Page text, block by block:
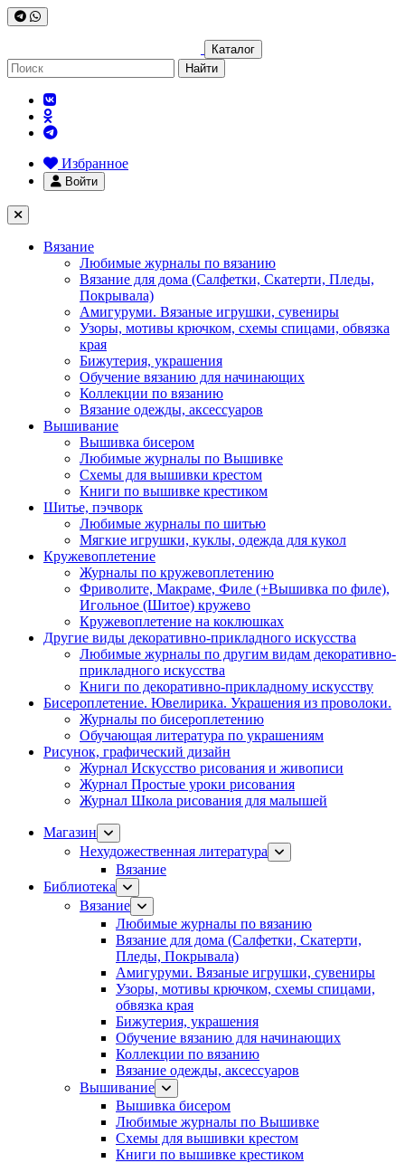
Каталог
Найти
Избранное
Войти
Вязание
Любимые журналы по вязанию
Вязание для дома (Салфетки, Скатерти, Пледы,
Покрывала)
Амигуруми. Вязаные игрушки, сувениры
Узоры, мотивы крючком, схемы спицами, обвязка
края
Бижутерия, украшения
Обучение вязанию для начинающих
Коллекции по вязанию
Вязание одежды, аксессуаров
Вышивание
Вышивка бисером
Любимые журналы по Вышивке
Схемы для вышивки крестом
Книги по вышивке крестиком
Шитье, пэчворк
Любимые журналы по шитью
Мягкие игрушки, куклы, одежда для кукол
Кружевоплетение
Журналы по кружевоплетению
Фриволите, Макраме, Филе (+Вышивка по филе),
Игольное (Шитое) кружево
Кружевоплетение на коклюшках
Другие виды декоративно-прикладного искусства
Любимые журналы по другим видам декоративно-
прикладного искусства
Книги по декоративно-прикладному искусству
Бисероплетение. Ювелирика. Украшения из проволоки.
Журналы по бисероплетению
Обучающая литература по украшениям
Рисунок, графический дизайн
Журнал Искусство рисования и живописи
Журнал Простые уроки рисования
Журнал Школа рисования для малышей
Магазин
Нехудожественная литература
Вязание
Библиотека
Вязание
Любимые журналы по вязанию
Вязание для дома (Салфетки, Скатерти,
Пледы, Покрывала)
Амигуруми. Вязаные игрушки, сувениры
Узоры, мотивы крючком, схемы спицами,
обвязка края
Бижутерия, украшения
Обучение вязанию для начинающих
Коллекции по вязанию
Вязание одежды, аксессуаров
Вышивание
Вышивка бисером
Любимые журналы по Вышивке
Схемы для вышивки крестом
Книги по вышивке крестиком